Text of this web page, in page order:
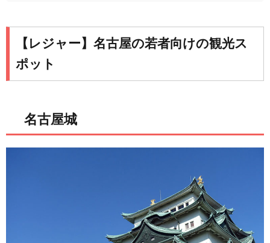
【レジャー】名古屋の若者向けの観光ス
ポット
名古屋城